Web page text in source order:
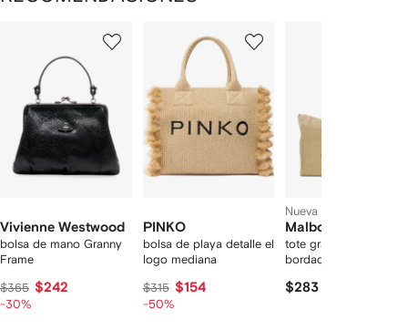
Vivienne Westwood
bolsa de mano Granny
Frame
$365 $242
-30%
PINKO
bolsa de playa detalle el
logo mediana
$315 $154
-50%
Nueva temporada
Malbon Golf
tote grande con logo
bordado
$283